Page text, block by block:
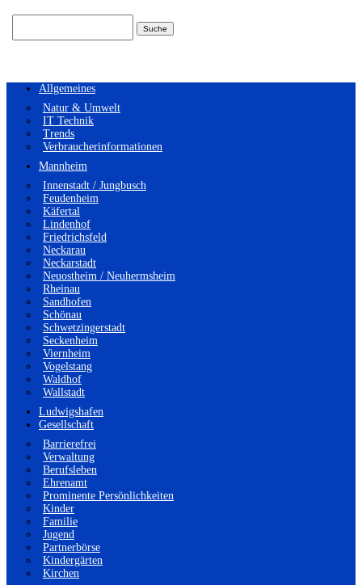
Allgemeines
Natur & Umwelt
IT Technik
Trends
Verbraucherinformationen
Mannheim
Innenstadt / Jungbusch
Feudenheim
Käfertal
Lindenhof
Friedrichsfeld
Neckarau
Neckarstadt
Neuostheim / Neuhermsheim
Rheinau
Sandhofen
Schönau
Schwetzingerstadt
Seckenheim
Viernheim
Vogelstang
Waldhof
Wallstadt
Ludwigshafen
Gesellschaft
Barrierefrei
Verwaltung
Berufsleben
Ehrenamt
Prominente Persönlichkeiten
Kinder
Familie
Jugend
Partnerbörse
Kindergärten
Kirchen